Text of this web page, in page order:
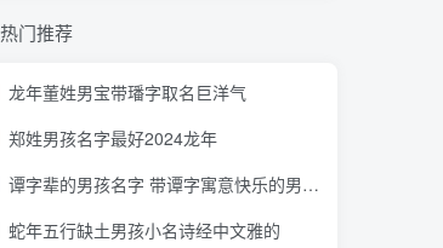
热门推荐
龙年董姓男宝带璠字取名巨洋气
郑姓男孩名字最好2024龙年
谭字辈的男孩名字 带谭字寓意快乐的男孩名字
蛇年五行缺土男孩小名诗经中文雅的